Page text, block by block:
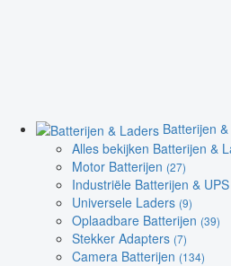
Batterijen
Alles bekijken Batterijen &
Motor Batterijen (27)
Industriële Batterijen & UPS
Universele Laders (9)
Oplaadbare Batterijen (39)
Stekker Adapters (7)
Camera Batterijen (134)